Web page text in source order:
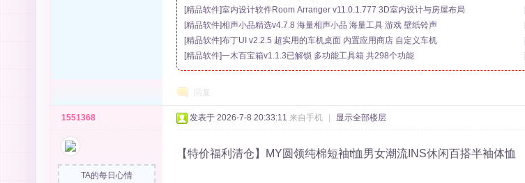
室内设计软件Room Arranger v11.0.1.777 3D室内设计与房屋布局
[精品软件]
相声小品精选v4.7.8 海量相声小品 海量工具 游戏 壁纸铃声
[精品软件]
布丁UI v2.2.5 超实用的车机桌面 内置应用商店 自定义车机
[精品软件]
一木百宝箱v1.1.3已解锁 多功能工具箱 共298个功能
[精品软件]
回复
1551368
TA的每日心情
发表于 2026-7-8 20:33:11 来自手机 显示全部楼层
【特价福利清仓】MY圆领纯棉短袖t恤男女潮流INS休闲百搭半袖体恤